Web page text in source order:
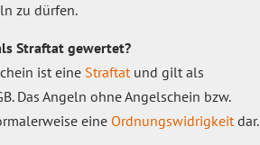
zu dürfen.
Straftat gewertet?
ist eine Straftatund gilt als
Das Angeln ohne Angelschein bzw.
eine Ordnungswidrigkeitdar.